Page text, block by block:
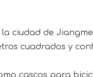
ciudad de
cuadrados y
cascos para